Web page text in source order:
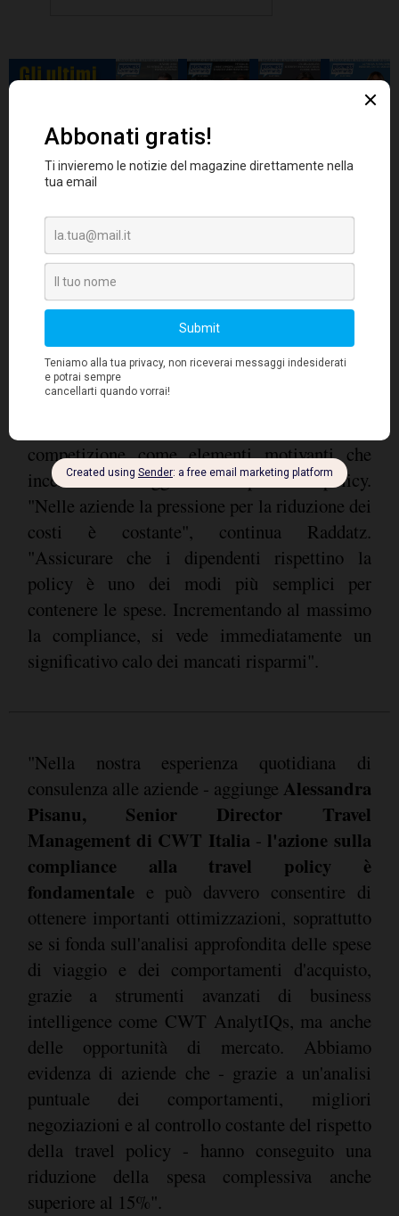
3. Engage
anche report personalizzati, vengono inviate
direttamente ai viaggiatori. Informazioni
chiare e ben evidenziate rendono più facile per
i responsabili aziendali parlare con i
dipendenti circa il loro comportamento
d'acquisto.4. Mettere in competizione- Si
costruisce un programma di gamification per i
viaggiatori che promuove comportamenti
competizione come elementi motivanti che
incentivano i viaggiatori a rispettare la policy.
"Nelle aziende la pressione per la riduzione dei
costi è costante", continua Raddatz.
"Assicurare che i dipendenti rispettino la
policy è uno dei modi più semplici per
contenere le spese. Incrementando al massimo
la compliance, si vede immediatamente un
significativo calo dei mancati risparmi".
"Nella nostra esperienza quotidiana di
consulenza alle aziende - aggiunge Alessandra
Pisanu, Senior Director Travel
Management di CWT Italia - l'azione sulla
compliance alla travel policy è
fondamentale e può davvero consentire di
ottenere importanti ottimizzazioni, soprattutto
se si fonda sull'analisi approfondita delle spese
di viaggio e dei comportamenti d'acquisto,
grazie a strumenti avanzati di business
intelligence come CWT AnalytIQs, ma anche
delle opportunità di mercato. Abbiamo
evidenza di aziende che - grazie a un'analisi
puntuale dei comportamenti, migliori
negoziazioni e al controllo costante del rispetto
della travel policy - hanno conseguito una
riduzione della spesa complessiva anche
superiore al 15%".